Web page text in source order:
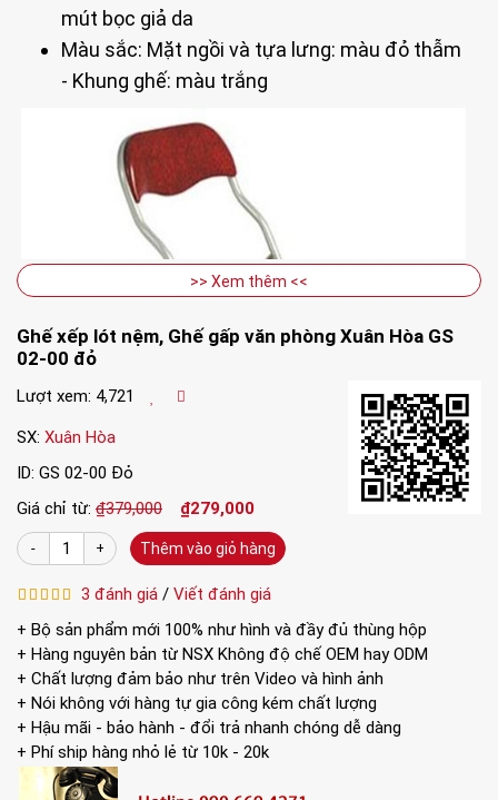
mút bọc giả da
Màu sắc: Mặt ngồi và tựa lưng: màu đỏ thẫm
- Khung ghế: màu trắng
Đặc điểm Ghế xếp lót nệm, Ghế gấp văn phòng
Xuân Hòa GS 02-00 đỏ
Ghế xếp lót nệm, Ghế gấp văn phòng Xuân Hòa GS
02-00 màu đỏ đậm có nhiều ưu điểm về cấu tạo,
thiết kế để chinh phục khách hàng.
+ Ghế có 4 chân như các loại ghế thông thường, 2
chân trước dài hơn 2 chân sau.
>> Xem thêm <<
Ghế xếp lót nệm, Ghế gấp văn phòng Xuân Hòa GS
02-00 đỏ
Lượt xem: 4,721
SX: Xuân Hòa
ID: GS 02-00 Đỏ
Giá chỉ từ: ₫379,000 ₫279,000
Thêm vào giỏ hàng
3 đánh giá / Viết đánh giá
+ Bộ sản phẩm mới 100% như hình và đầy đủ thùng hộp
+ Hàng nguyên bản từ NSX Không độ chế OEM hay ODM
+ Chất lượng đảm bảo như trên Video và hình ảnh
+ Nói không với hàng tự gia công kém chất lượng
+ Hậu mãi - bảo hành - đổi trả nhanh chóng dễ dàng
+ Phí ship hàng nhỏ lẻ từ 10k - 20k